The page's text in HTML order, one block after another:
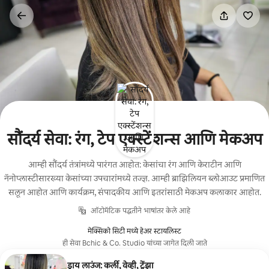
कंटेंटवर
सौंदर्य सेवा: रंग, टेप एक्स्टेंशन्स आणि मेकअप
आम्ही सौंदर्य तंत्रांमध्ये पारंगत आहोत: केसांचा रंग आणि केराटीन आणि
नॅनोप्लास्टीसारख्या केसांच्या उपचारांमध्ये तज्ज्ञ. आम्ही ब्राझिलियन ब्लोआउट प्रमाणित
सलून आहोत आणि कार्यक्रम, संपादकीय आणि इतरांसाठी मेकअप कलाकार आहोत.
ऑटोमॅटिक पद्धतीने भाषांतर केले आहे
मेक्सिको सिटी मध्ये हेअर स्टायलिस्ट
ही सेवा Bchic & Co. Studio यांच्या जागेत दिली जाते
ड्राय लाउंज: कर्ली, वेव्ही, ट्रेंझा